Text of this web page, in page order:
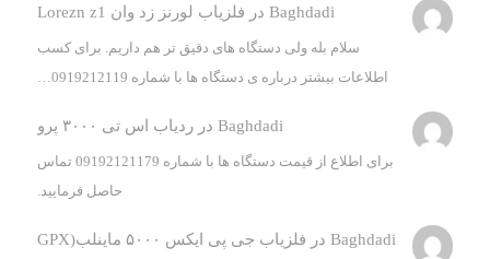
Baghdadi در فلزیاب لورنز زد وان Lorezn z1
سلام بله ولی دستگاه های دقیق تر هم داریم. برای کسب
اطلاعات بیشتر درباره ی دستگاه ها با شماره 0919212119…
Baghdadi درردیاب اس تی ۳۰۰۰ پرو
برای اطلاع از قیمت دستگاه ها با شماره 09192121179 تماس
حاصل فرمایید.
Baghdadi در
فلزیاب جی پی ایکس ۵۰۰۰ ماینلب(GPX